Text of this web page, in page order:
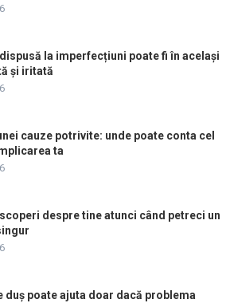
la imperfecțiuni poate fi în același
și iritată
cauze potrivite: unde poate conta cel
ta
despre tine atunci când petreci un
duș poate ajuta doar dacă problema